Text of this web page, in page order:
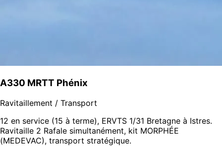
A330 MRTT Phénix
Ravitaillement / Transport
12 en service (15 à terme), ERVTS 1/31 Bretagne à Istres.
Ravitaille 2 Rafale simultanément, kit MORPHÉE
(MEDEVAC), transport stratégique.